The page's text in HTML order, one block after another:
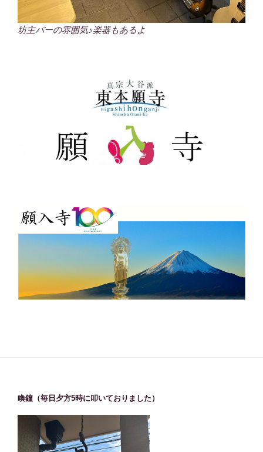
坊主バーの雰囲気♪楽器もあるよ
喚鐘（毎日夕方5時に叩いておりました）